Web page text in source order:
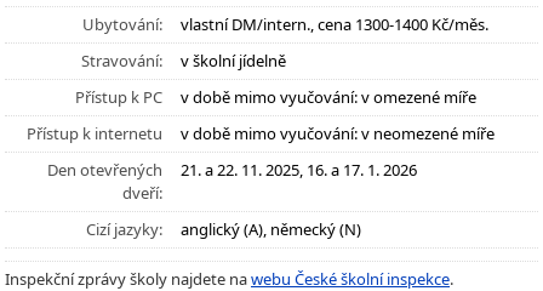
Ubytování:
vlastní DM/intern., cena 1300-1400 Kč/měs.
Stravování:
v školní jídelně
Přístup k PC
v době mimo vyučování: v omezené míře
Přístup k internetu
v době mimo vyučování: v neomezené míře
Den otevřených
dveří:
21. a 22. 11. 2025, 16. a 17. 1. 2026
Cizí jazyky: anglický (A), německý (N)
Inspekční zprávy školy najdete nawebu České školní inspekce.